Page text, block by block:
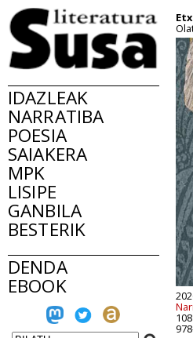
IDAZLEAK
NARRATIBA
POESIA
SAIAKERA
MPK
LISIPE
GANBILA
BESTERIK
DENDA
EBOOK